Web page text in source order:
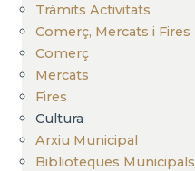
CONTRACTANT
Tràmits Activitats
Comerç, Mercats i Fires
Comerç
Mercats
Fires
Cultura
Arxiu Municipal
Biblioteques Municipals